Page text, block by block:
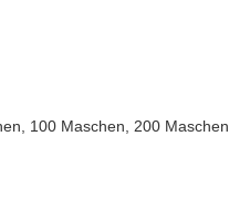
100 Maschen, 200 Maschen,